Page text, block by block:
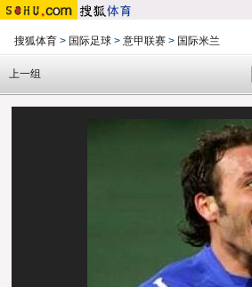
搜狐体育 > 国际足球 > 意甲联赛 > 国际米兰
上一组